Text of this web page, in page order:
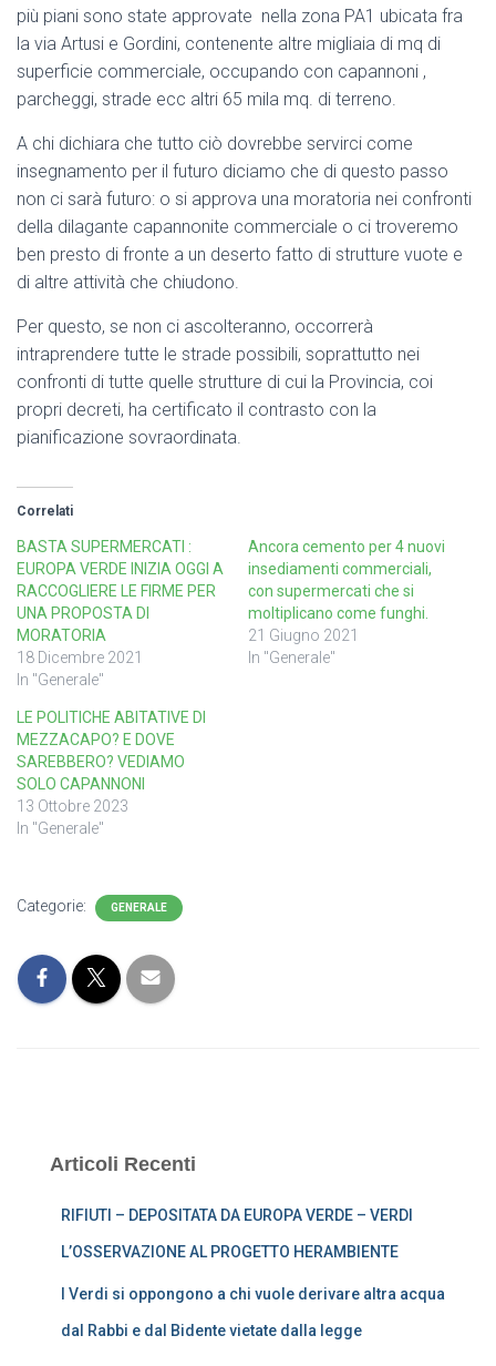
più piani sono state approvate nella zona PA1 ubicata fra
la via Artusi e Gordini, contenente altre migliaia di mq di
superficie commerciale, occupando con capannoni ,
parcheggi, strade ecc altri 65 mila mq. di terreno.
A chi dichiara che tutto ciò dovrebbe servirci come
insegnamento per il futuro diciamo che di questo passo
non ci sarà futuro: o si approva una moratoria nei confronti
della dilagante capannonite commerciale o ci troveremo
ben presto di fronte a un deserto fatto di strutture vuote e
di altre attività che chiudono.
Per questo, se non ci ascolteranno, occorrerà
intraprendere tutte le strade possibili, soprattutto nei
confronti di tutte quelle strutture di cui la Provincia, coi
propri decreti, ha certificato il contrasto con la
pianificazione sovraordinata.
Correlati
BASTA SUPERMERCATI :
EUROPA VERDE INIZIA OGGI A
RACCOGLIERE LE FIRME PER
UNA PROPOSTA DI
MORATORIA
18 Dicembre 2021
In "Generale"
Ancora cemento per 4 nuovi
insediamenti commerciali,
con supermercati che si
moltiplicano come funghi.
21 Giugno 2021
In "Generale"
LE POLITICHE ABITATIVE DI
MEZZACAPO? E DOVE
SAREBBERO? VEDIAMO
SOLO CAPANNONI
13 Ottobre 2023
In "Generale"
Categorie: GENERALE
Articoli Recenti
RIFIUTI – DEPOSITATA DA EUROPA VERDE – VERDI
L’OSSERVAZIONE AL PROGETTO HERAMBIENTE
I Verdi si oppongono a chi vuole derivare altra acqua
dal Rabbi e dal Bidente vietate dalla legge